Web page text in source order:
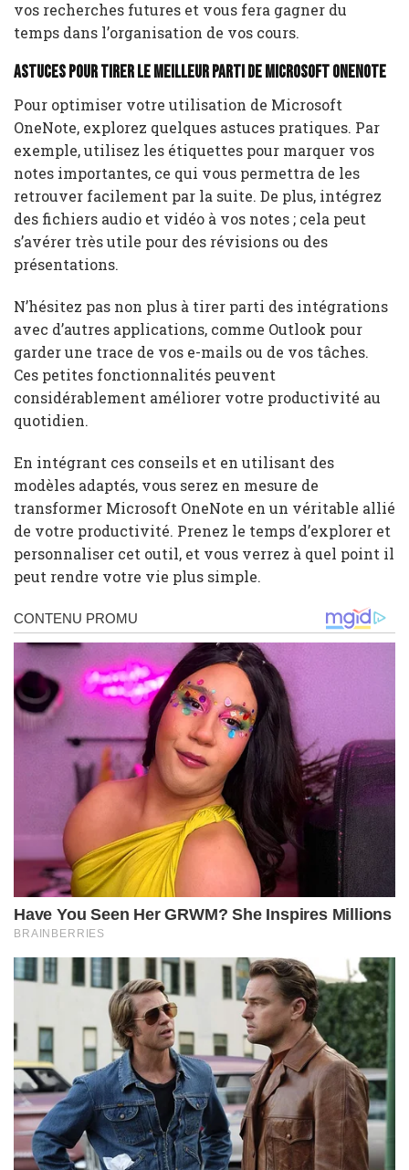
vos recherches futures et vous fera gagner du
temps dans l’organisation de vos cours.
Astuces pour tirer le meilleur parti de Microsoft OneNote
Pour optimiser votre utilisation de Microsoft
OneNote, explorez quelques astuces pratiques. Par
exemple, utilisez les étiquettes pour marquer vos
notes importantes, ce qui vous permettra de les
retrouver facilement par la suite. De plus, intégrez
des fichiers audio et vidéo à vos notes ; cela peut
s’avérer très utile pour des révisions ou des
présentations.
N’hésitez pas non plus à tirer parti des intégrations
avec d’autres applications, comme Outlook pour
garder une trace de vos e-mails ou de vos tâches.
Ces petites fonctionnalités peuvent
considérablement améliorer votre productivité au
quotidien.
En intégrant ces conseils et en utilisant des
modèles adaptés, vous serez en mesure de
transformer Microsoft OneNote en un véritable allié
de votre productivité. Prenez le temps d’explorer et
personnaliser cet outil, et vous verrez à quel point il
peut rendre votre vie plus simple.